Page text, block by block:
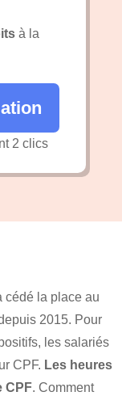
à la
2 clics
cédé la place au
2015. Pour
les salariés
CPF. Les heures
CPF. Comment